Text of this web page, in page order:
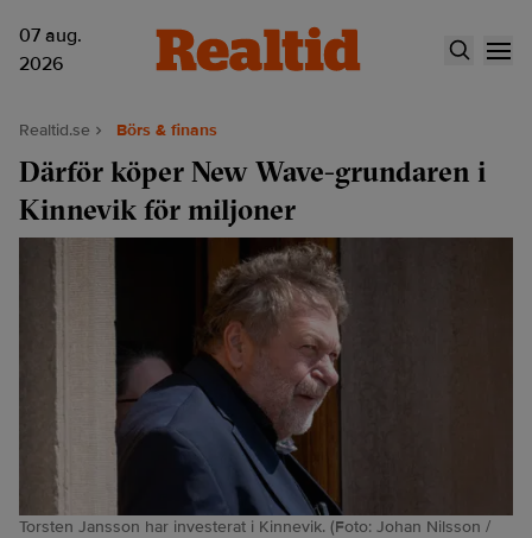
07 aug.
2026
Realtid.se Börs & finans
Därför köper New Wave-grundaren i
Kinnevik för miljoner
Torsten Jansson har investerat i Kinnevik. (Foto: Johan Nilsson /